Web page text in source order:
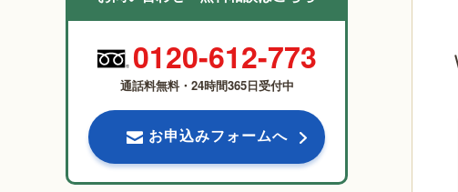
0120-612-773
通話料無料・24時間365日受付中
お申込みフォームへ